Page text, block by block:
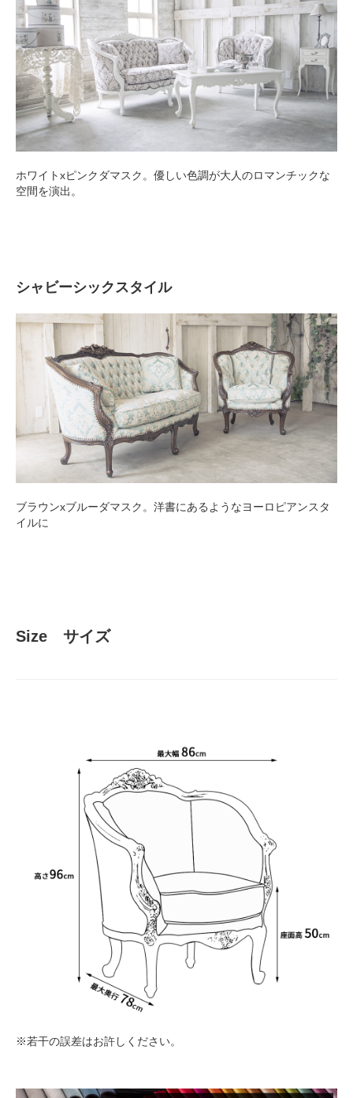
ホワイトxピンクダマスク。優しい色調が大人のロマンチックな
空間を演出。
シャビーシックスタイル
ブラウンxブルーダマスク。洋書にあるようなヨーロピアンスタ
イルに
Size サイズ
※若干の誤差はお許しください。